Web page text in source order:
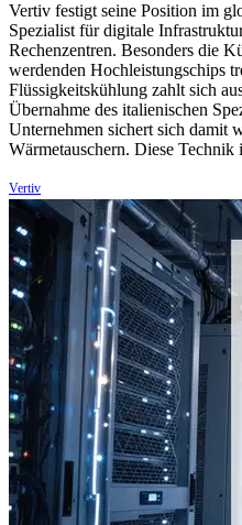
Vertiv festigt seine Position im
Spezialist für digitale
Rechenzentren. Besonders die
werdenden Hochleistungschips
Flüssigkeitskühlung zahlt sich
Übernahme des italienischen
Unternehmen sichert sich damit
Wärmetauschern. Diese
Vertiv